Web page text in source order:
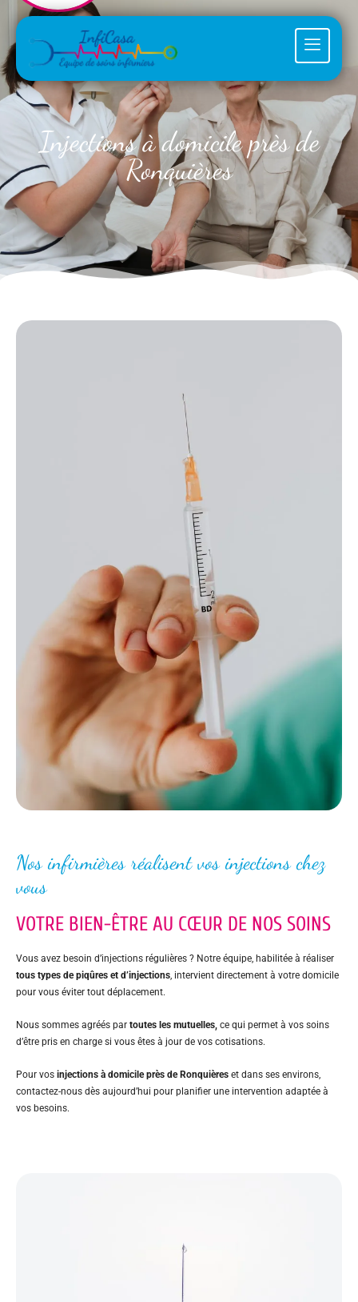
Injections à domicile près de
Ronquières
Nos infirmières réalisent vos injections chez
vous
VOTRE BIEN-ÊTRE AU CŒUR DE NOS SOINS
Vous avez besoin d’injections régulières ? Notre équipe, habilitée à réaliser
tous types de piqûres et d’injections , intervient directement à votre domicile
pour vous éviter tout déplacement.
Nous sommes agréés par toutes les mutuelles, ce qui permet à vos soins
d’être pris en charge si vous êtes à jour de vos cotisations.
Pour vos injections à domicile près de Ronquières et dans ses environs,
contactez-nous dès aujourd’hui pour planifier une intervention adaptée à
vos besoins.